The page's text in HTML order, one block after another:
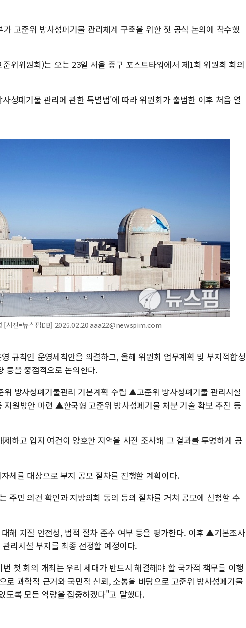
[베트남 증시] 지수 하락 속
'월가의 황제' 다이먼 "금융시
양주 섬유염색공장서 화재 1명
고준위 방사성폐기물 관리체계 구축을 위한 첫 공식 논의에 착수했
위위원회)는 오는 23일 서울 중구 포스트타워에서 제1회 위원회 회의
성폐기물 관리에 관한 특별법'에 따라 위원회가 출범한 이후 처음 열
[사진=뉴스핌DB] 2026.02.20 aaa22@newspim.com
규칙인 운영세칙안을 의결하고, 올해 위원회 업무계획 및 부지적합성
등을 중점적으로 논의한다.
방사성폐기물관리 기본계획 수립 ▲고준위 방사성폐기물 관리시설
원방안 마련 ▲한국형 고준위 방사성폐기물 처분 기술 확보 추진 등
하고 입지 여건이 양호한 지역을 사전 조사해 그 결과를 투명하게 공
체를 대상으로 부지 공모 절차를 진행할 계획이다.
주민 의견 확인과 지방의회 동의 등의 절차를 거쳐 공모에 신청할 수
해 지질 안전성, 법적 절차 준수 여부 등을 평가한다. 이후 ▲기본조사
리시설 부지를 최종 선정할 예정이다.
첫 회의 개최는 우리 세대가 반드시 해결해야 할 국가적 책무를 이행
로 과학적 근거와 국민적 신뢰, 소통을 바탕으로 고준위 방사성폐기물
도록 모든 역량을 집중하겠다"고 말했다.